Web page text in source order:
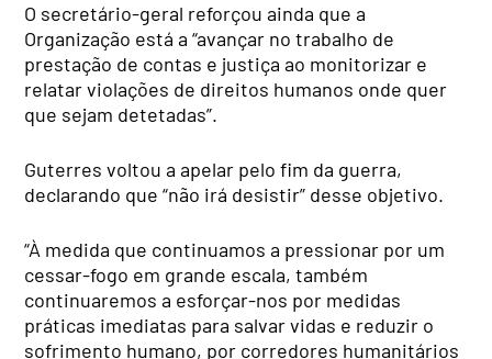
O secretário-geral reforçou ainda que a
Organização está a “avançar no trabalho de
prestação de contas e justiça ao monitorizar e
relatar violações de direitos humanos onde quer
que sejam detetadas”.
Guterres voltou a apelar pelo fim da guerra,
declarando que “não irá desistir” desse objetivo.
“À medida que continuamos a pressionar por um
cessar-fogo em grande escala, também
continuaremos a esforçar-nos por medidas
práticas imediatas para salvar vidas e reduzir o
sofrimento humano, por corredores humanitários